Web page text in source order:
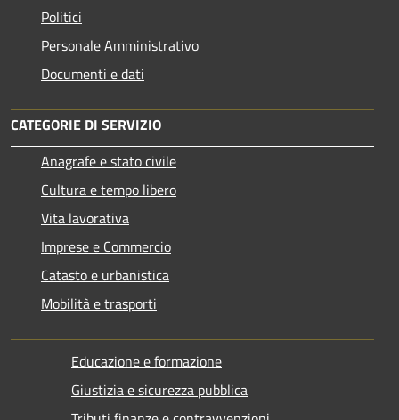
Politici
Personale Amministrativo
Documenti e dati
CATEGORIE DI SERVIZIO
Anagrafe e stato civile
Cultura e tempo libero
Vita lavorativa
Imprese e Commercio
Catasto e urbanistica
Mobilità e trasporti
Educazione e formazione
Giustizia e sicurezza pubblica